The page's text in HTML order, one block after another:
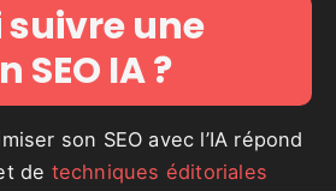
une
IA ?
son SEO avec l’IA répond
de techniques éditoriales